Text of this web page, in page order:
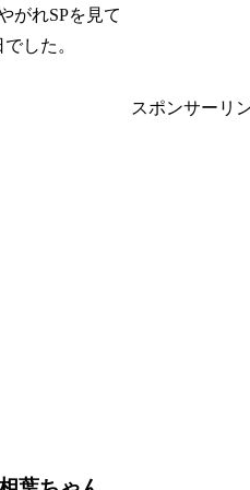
がれSPを見て
した。
スポンサーリ